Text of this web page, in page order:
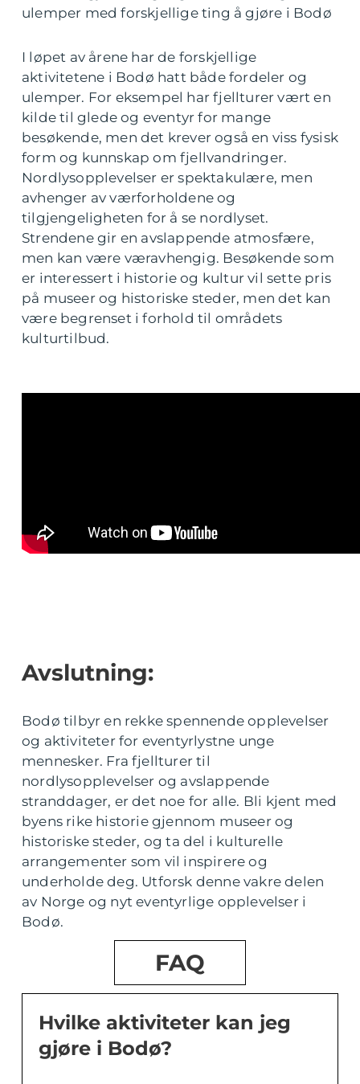
ulemper med forskjellige ting å gjøre i Bodø
I løpet av årene har de forskjellige
aktivitetene i Bodø hatt både fordeler og
ulemper. For eksempel har fjellturer vært en
kilde til glede og eventyr for mange
besøkende, men det krever også en viss fysisk
form og kunnskap om fjellvandringer.
Nordlysopplevelser er spektakulære, men
avhenger av værforholdene og
tilgjengeligheten for å se nordlyset.
Strendene gir en avslappende atmosfære,
men kan være væravhengig. Besøkende som
er interessert i historie og kultur vil sette pris
på museer og historiske steder, men det kan
være begrenset i forhold til områdets
kulturtilbud.
Avslutning:
Bodø tilbyr en rekke spennende opplevelser
og aktiviteter for eventyrlystne unge
mennesker. Fra fjellturer til
nordlysopplevelser og avslappende
stranddager, er det noe for alle. Bli kjent med
byens rike historie gjennom museer og
historiske steder, og ta del i kulturelle
arrangementer som vil inspirere og
underholde deg. Utforsk denne vakre delen
av Norge og nyt eventyrlige opplevelser i
Bodø.
FAQ
Hvilke aktiviteter kan jeg
gjøre i Bodø?